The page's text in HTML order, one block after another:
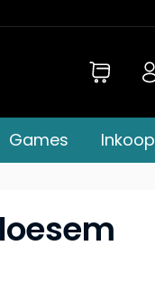
Games Inkoop